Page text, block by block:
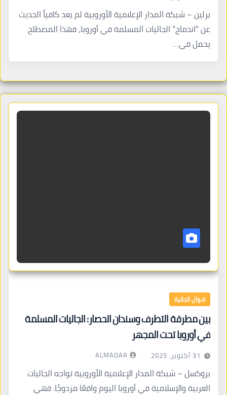
برلين – شبكة المدار الإعلامية الأوروبية لم يعد كافياً الحديث
عن “اندماج” الجاليات المسلمة في أوروبا، فهذا المصطلح
يحمل في…
احوال الجالية
بين مطرقة التطرف وسندان الحصار: الجاليات المسلمة
في أوروبا تحت المجهر
31 أكتوبر، 2025 ALMADAR
بروكسل – شبكة المدار الإعلامية الأوروبية تواجه الجاليات
العربية والإسلامية في أوروبا اليوم واقعًا مزدوجًا: فهي